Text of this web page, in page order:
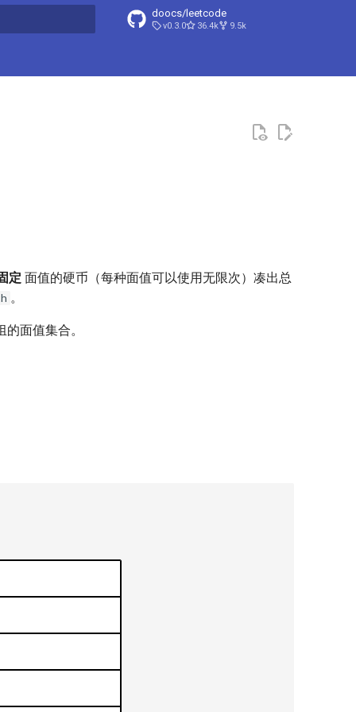
doocs/leetcode
v0.3.0 36.4k 9.5k
定 面值的硬币（每种面值可以使用无限次）凑出总
。
的面值集合。